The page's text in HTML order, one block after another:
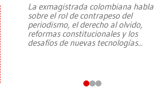
La exmagistrada colombiana habla
sobre el rol de contrapeso del
periodismo, el derecho al olvido,
reformas constitucionales y los
desafíos de nuevas tecnologías...